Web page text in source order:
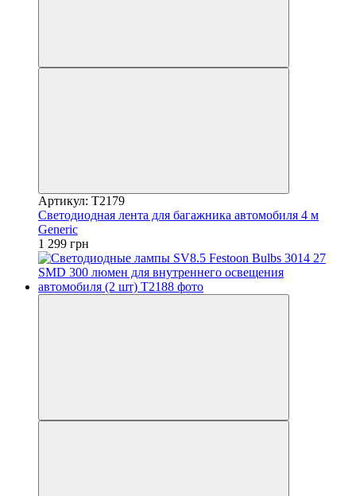
Артикул: T2179
Светодиодная лента для багажника автомобиля 4 м
Generic
1 299 грн